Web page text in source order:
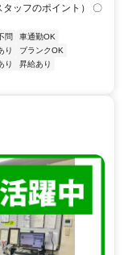
ッフのポイント） 〇
問
車通勤OK
り
ブランクOK
り
昇給あり